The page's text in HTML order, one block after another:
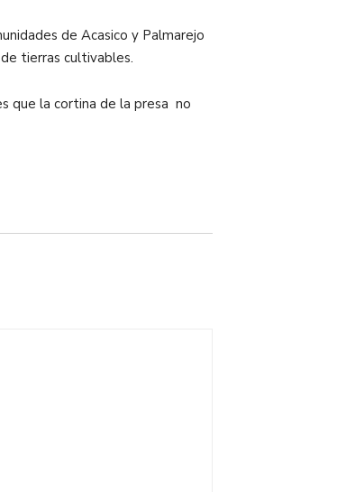
de Acasico y Palmarejo
tierras cultivables.
que la cortina de la presa no